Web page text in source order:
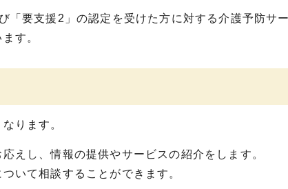
要支援2」の認定を受けた方に対する介護予防サ
す。
ります。
えし、情報の提供やサービスの紹介をします。
いて相談することができます。